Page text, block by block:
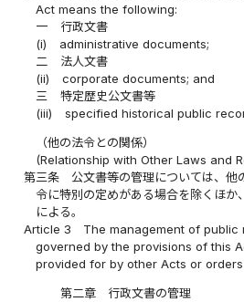
Act means the following:
一
行政文書
(i)
administrative documents;
二
法人文書
(ii)
corporate documents; and
三
特定歴史公文書等
(iii)
specified historical public
（他の法令との関係）
(Relationship with Other Laws and
第三条
公文書等の管理については、他
令に特別の定めがある場合を除くほか
による。
Article 3
The management of
governed by the provisions of this
provided for by other Acts or
第二章 行政文書の管理